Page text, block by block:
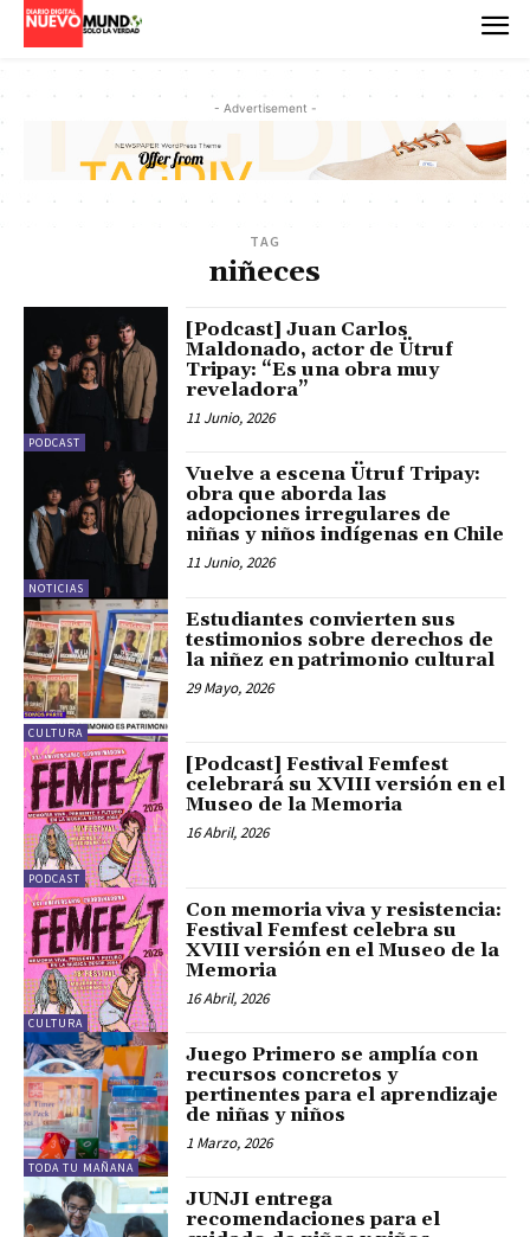
- Advertisement -
TAG
niñeces
PODCAST
[Podcast] Juan Carlos
Maldonado, actor de Ütruf
Tripay: “Es una obra muy
reveladora”
11 Junio, 2026
NOTICIAS
Vuelve a escena Ütruf Tripay:
obra que aborda las
adopciones irregulares de
niñas y niños indígenas en Chile
11 Junio, 2026
CULTURA
Estudiantes convierten sus
testimonios sobre derechos de
la niñez en patrimonio cultural
29 Mayo, 2026
PODCAST
[Podcast] Festival Femfest
celebrará su XVIII versión en el
Museo de la Memoria
16 Abril, 2026
CULTURA
Con memoria viva y resistencia:
Festival Femfest celebra su
XVIII versión en el Museo de la
Memoria
16 Abril, 2026
TODA TU MAÑANA
Juego Primero se amplía con
recursos concretos y
pertinentes para el aprendizaje
de niñas y niños
1 Marzo, 2026
JUNJI entrega
recomendaciones para el